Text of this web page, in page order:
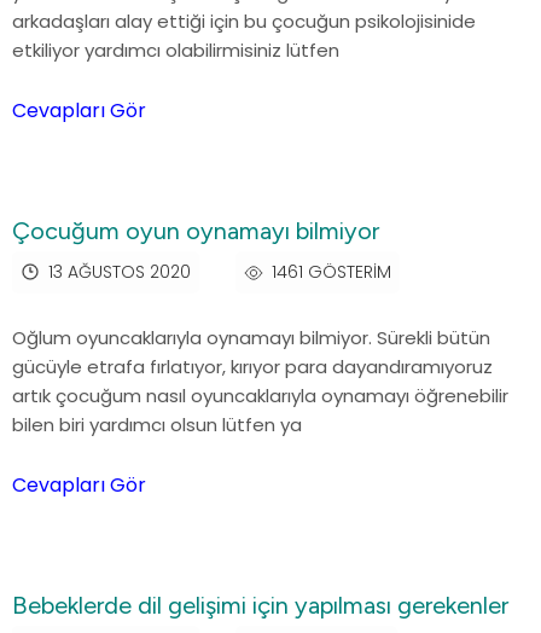
arkadaşları alay ettiği için bu çocuğun psikolojisinide
etkiliyor yardımcı olabilirmisiniz lütfen
Cevapları Gör
Çocuğum oyun oynamayı bilmiyor
13 AĞUSTOS 2020 1461 GÖSTERIM
Oğlum oyuncaklarıyla oynamayı bilmiyor. Sürekli bütün
gücüyle etrafa fırlatıyor, kırıyor para dayandıramıyoruz
artık çocuğum nasıl oyuncaklarıyla oynamayı öğrenebilir
bilen biri yardımcı olsun lütfen ya
Cevapları Gör
Bebeklerde dil gelişimi için yapılması gerekenler